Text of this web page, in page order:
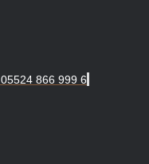
05524 866 999 6